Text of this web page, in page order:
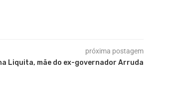
próxima postagem
Liquita, mãe do ex-governador Arruda